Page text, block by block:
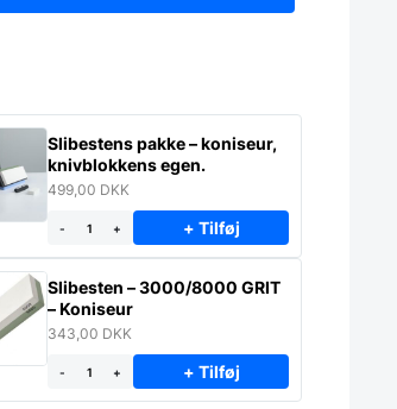
Slibestens pakke – koniseur,
knivblokkens egen.
499,00 DKK
- + + Tilføj
Slibesten – 3000/8000 GRIT
– Koniseur
343,00 DKK
- + + Tilføj